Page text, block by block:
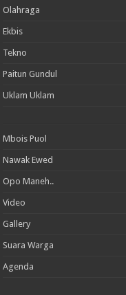
Olahraga
Ekbis
Tekno
Paitun Gundul
Uklam Uklam
Mbois Puol
Nawak Ewed
Opo Maneh..
Video
Gallery
Suara Warga
Agenda